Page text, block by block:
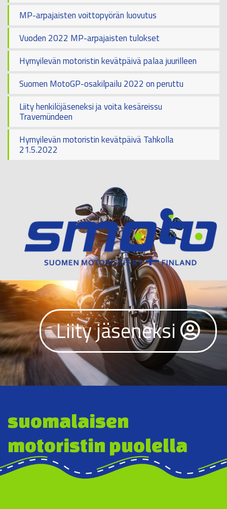
MP-arpajaisten voittopyörän luovutus
Vuoden 2022 MP-arpajaisten tulokset
Hymyilevän motoristin kevätpäivä palaa juurilleen
Suomen MotoGP-osakilpailu 2022 on peruttu
Liity henkilöjäseneksi ja voita kesäreissu
Travemündeen
Hymyilevän motoristin kevätpäivä Tahkolla
21.5.2022
Liity jäseneksi
suomalaisen
motoristin puolella